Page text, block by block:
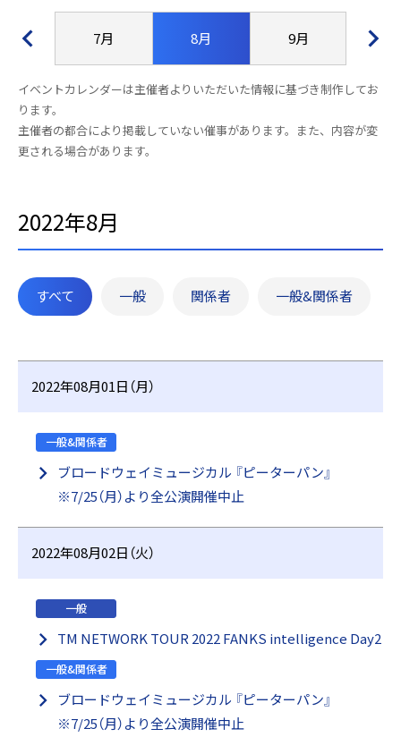
7月 8月 9月
イベントカレンダーは主催者よりいただいた情報に基づき制作してお
ります。
主催者の都合により掲載していない催事があります。また、内容が変
更される場合があります。
2022年8月
すべて 一般 関係者 一般&関係者
2022年08月01日（月）
一般&関係者
ブロードウェイミュージカル 『ピーターパン』
※7/25（月）より全公演開催中止
2022年08月02日（火）
一般
TM NETWORK TOUR 2022 FANKS intelligence Day2
一般&関係者
ブロードウェイミュージカル 『ピーターパン』
※7/25（月）より全公演開催中止